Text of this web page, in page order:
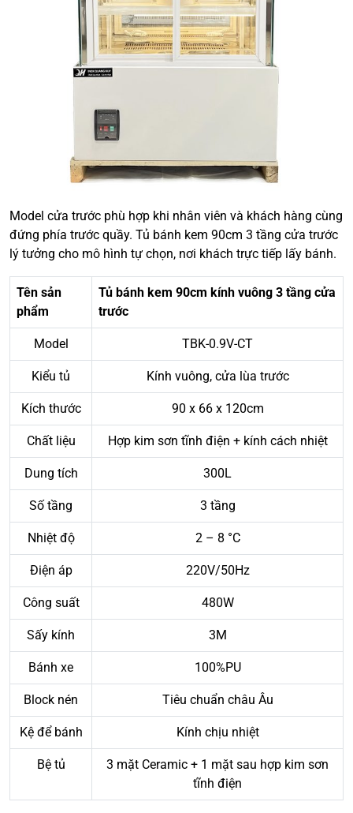
Model cửa trước phù hợp khi nhân viên và khách hàng cùng
đứng phía trước quầy. Tủ bánh kem 90cm 3 tầng cửa trước
lý tưởng cho mô hình tự chọn, nơi khách trực tiếp lấy bánh.
Tên sản
phẩm
Tủ bánh kem 90cm kính vuông 3 tầng cửa
trước
Model TBK-0.9V-CT
Kiểu tủ Kính vuông, cửa lùa trước
Kích thước 90 x 66 x 120cm
Chất liệu Hợp kim sơn tĩnh điện + kính cách nhiệt
Dung tích 300L
Số tầng 3 tầng
Nhiệt độ 2 – 8 °C
Điện áp 220V/50Hz
Công suất 480W
Sấy kính 3M
Bánh xe 100%PU
Block nén Tiêu chuẩn châu Âu
Kệ để bánh Kính chịu nhiệt
Bệ tủ
3 mặt Ceramic + 1 mặt sau hợp kim sơn
tĩnh điện